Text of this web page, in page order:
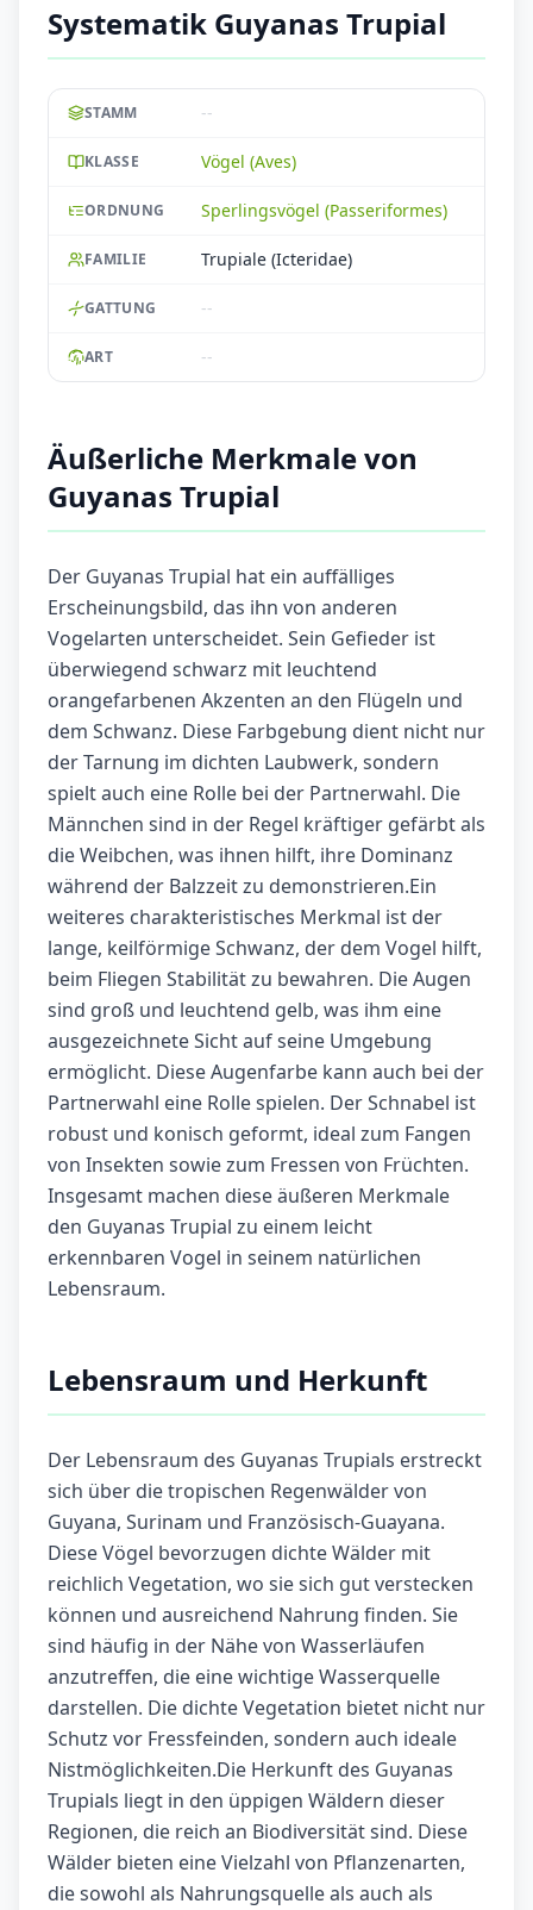
Systematik Guyanas Trupial
STAMM --
KLASSE Vögel (Aves)
ORDNUNG Sperlingsvögel (Passeriformes)
FAMILIE Trupiale (Icteridae)
GATTUNG --
ART --
Äußerliche Merkmale von
Guyanas Trupial
Der Guyanas Trupial hat ein auffälliges
Erscheinungsbild, das ihn von anderen
Vogelarten unterscheidet. Sein Gefieder ist
überwiegend schwarz mit leuchtend
orangefarbenen Akzenten an den Flügeln und
dem Schwanz. Diese Farbgebung dient nicht nur
der Tarnung im dichten Laubwerk, sondern
spielt auch eine Rolle bei der Partnerwahl. Die
Männchen sind in der Regel kräftiger gefärbt als
die Weibchen, was ihnen hilft, ihre Dominanz
während der Balzzeit zu demonstrieren.Ein
weiteres charakteristisches Merkmal ist der
lange, keilförmige Schwanz, der dem Vogel hilft,
beim Fliegen Stabilität zu bewahren. Die Augen
sind groß und leuchtend gelb, was ihm eine
ausgezeichnete Sicht auf seine Umgebung
ermöglicht. Diese Augenfarbe kann auch bei der
Partnerwahl eine Rolle spielen. Der Schnabel ist
robust und konisch geformt, ideal zum Fangen
von Insekten sowie zum Fressen von Früchten.
Insgesamt machen diese äußeren Merkmale
den Guyanas Trupial zu einem leicht
erkennbaren Vogel in seinem natürlichen
Lebensraum.
Lebensraum und Herkunft
Der Lebensraum des Guyanas Trupials erstreckt
sich über die tropischen Regenwälder von
Guyana, Surinam und Französisch-Guayana.
Diese Vögel bevorzugen dichte Wälder mit
reichlich Vegetation, wo sie sich gut verstecken
können und ausreichend Nahrung finden. Sie
sind häufig in der Nähe von Wasserläufen
anzutreffen, die eine wichtige Wasserquelle
darstellen. Die dichte Vegetation bietet nicht nur
Schutz vor Fressfeinden, sondern auch ideale
Nistmöglichkeiten.Die Herkunft des Guyanas
Trupials liegt in den üppigen Wäldern dieser
Regionen, die reich an Biodiversität sind. Diese
Wälder bieten eine Vielzahl von Pflanzenarten,
die sowohl als Nahrungsquelle als auch als